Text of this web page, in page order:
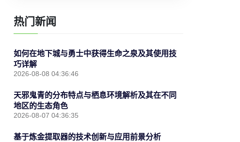
热门新闻
如何在地下城与勇士中获得生命之泉及其使用技
巧详解
2026-08-08 04:36:46
天邪鬼青的分布特点与栖息环境解析及其在不同
地区的生态角色
2026-08-07 04:36:35
基于炼金提取器的技术创新与应用前景分析